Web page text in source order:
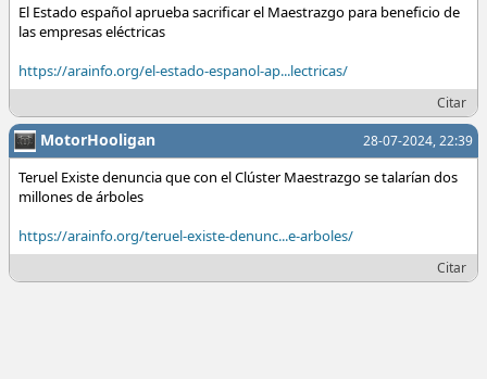
El Estado español aprueba sacrificar el Maestrazgo para beneficio de
las empresas eléctricas
https://arainfo.org/el-estado-espanol-ap...lectricas/
Citar
28-07-2024, 22:39
MotorHooligan
Teruel Existe denuncia que con el Clúster Maestrazgo se talarían dos
millones de árboles
https://arainfo.org/teruel-existe-denunc...e-arboles/
Citar